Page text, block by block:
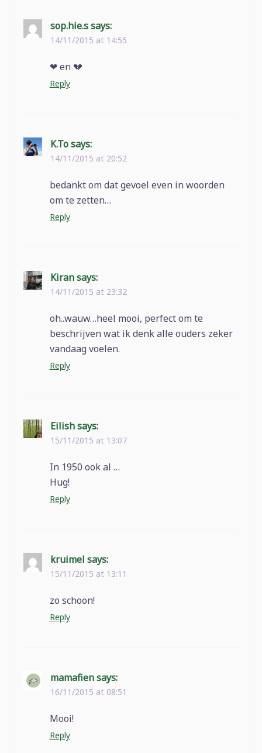
sop.hie.s says:
14/11/2015 at 14:55
❤ en 💔
Reply
K.To says:
14/11/2015 at 20:52
bedankt om dat gevoel even in woorden
om te zetten…
Reply
Kiran says:
14/11/2015 at 23:32
oh..wauw…heel mooi, perfect om te
beschrijven wat ik denk alle ouders zeker
vandaag voelen.
Reply
Eilish says:
15/11/2015 at 13:07
In 1950 ook al …
Hug!
Reply
kruimel says:
15/11/2015 at 13:11
zo schoon!
Reply
mamafien says:
16/11/2015 at 08:51
Mooi!
Reply